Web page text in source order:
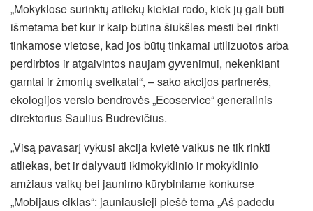
„Mokyklose surinktų atliekų kiekiai rodo, kiek jų gali būti
išmetama bet kur ir kaip būtina šiukšles mesti bei rinkti
tinkamose vietose, kad jos būtų tinkamai utilizuotos arba
perdirbtos ir atgaivintos naujam gyvenimui, nekenkiant
gamtai ir žmonių sveikatai“, – sako akcijos partnerės,
ekologijos verslo bendrovės „Ecoservice“ generalinis
direktorius Saulius Budrevičius.
„Visą pavasarį vykusi akcija kvietė vaikus ne tik rinkti
atliekas, bet ir dalyvauti ikimokyklinio ir mokyklinio
amžiaus vaikų bei jaunimo kūrybiniame konkurse
„Mobijaus ciklas“: jauniausieji piešė tema „Aš padedu